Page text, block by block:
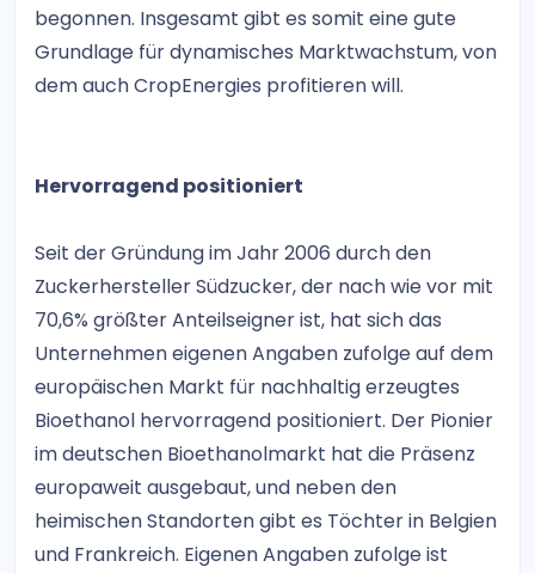
begonnen. Insgesamt gibt es somit eine gute
Grundlage für dynamisches Marktwachstum, von
dem auch CropEnergies profitieren will.
Hervorragend positioniert
Seit der Gründung im Jahr 2006 durch den
Zuckerhersteller Südzucker, der nach wie vor mit
70,6% größter Anteilseigner ist, hat sich das
Unternehmen eigenen Angaben zufolge auf dem
europäischen Markt für nachhaltig erzeugtes
Bioethanol hervorragend positioniert. Der Pionier
im deutschen Bioethanolmarkt hat die Präsenz
europaweit ausgebaut, und neben den
heimischen Standorten gibt es Töchter in Belgien
und Frankreich. Eigenen Angaben zufolge ist